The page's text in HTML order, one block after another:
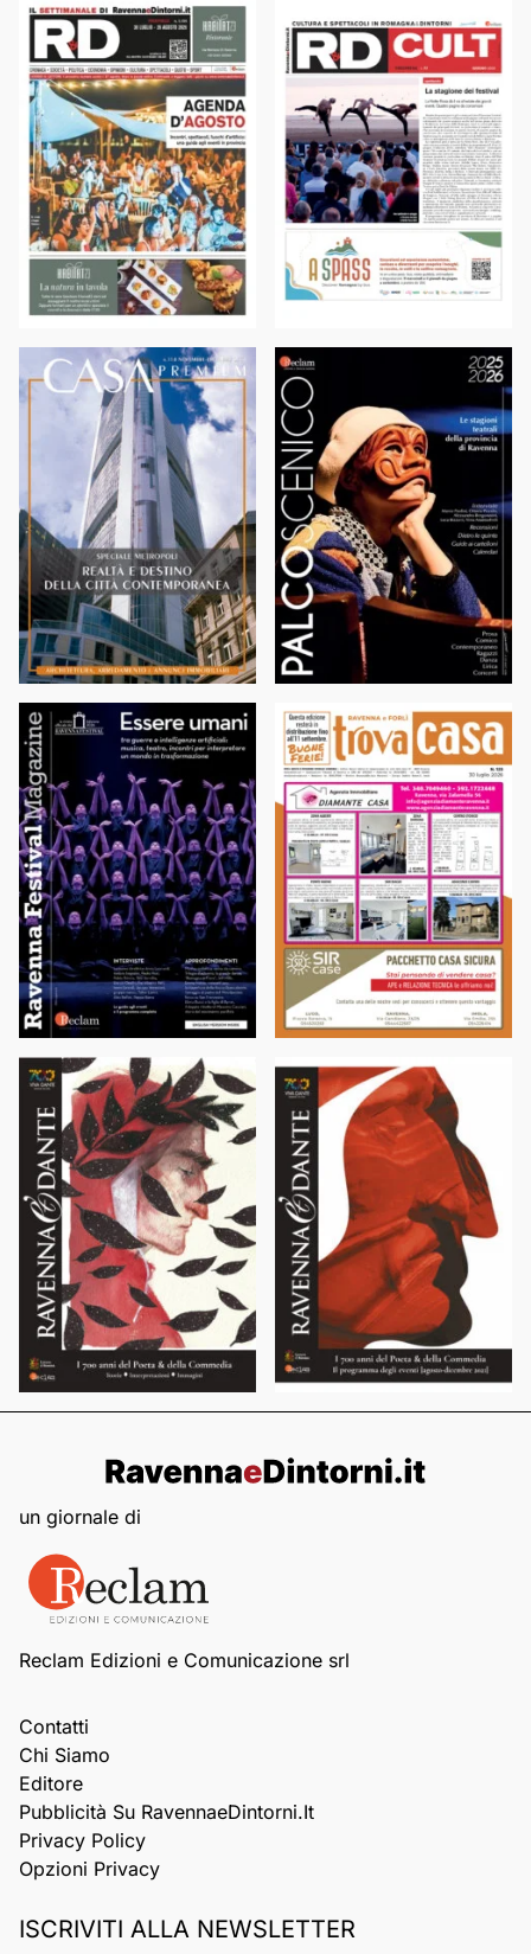
un giornale di
Reclam Edizioni e Comunicazione srl
Contatti
Chi Siamo
Editore
Pubblicità Su RavennaeDintorni.it
Privacy Policy
Opzioni Privacy
ISCRIVITI ALLA NEWSLETTER